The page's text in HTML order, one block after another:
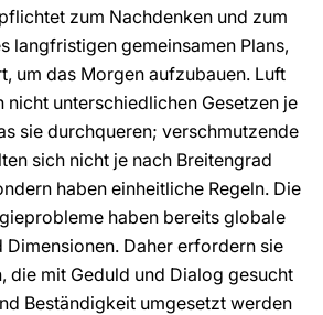
zum Nachdenken und zum
langfristigen gemeinsamen Plans,
um das Morgen aufzubauen. Luft
nicht unterschiedlichen Gesetzen je
sie durchqueren; verschmutzende
sich nicht je nach Breitengrad
haben einheitliche Regeln. Die
haben bereits globale
Dimensionen. Daher erfordern sie
die mit Geduld und Dialog gesucht
Beständigkeit umgesetzt werden